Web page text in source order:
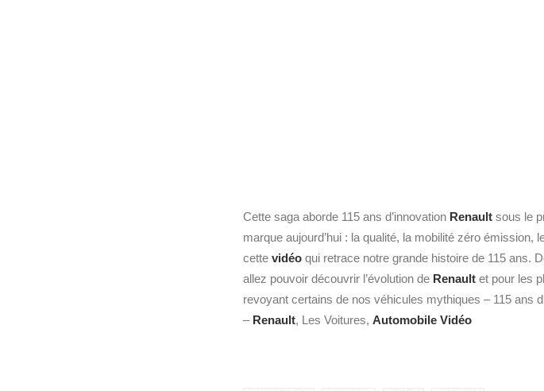
Cette saga aborde 115 ans d’innovation Renault sous le
marque aujourd’hui : la qualité, la mobilité zéro émission,
cette vidéo qui retrace notre grande histoire de 115 ans.
allez pouvoir découvrir l’évolution de Renault et pour les
revoyant certains de nos véhicules mythiques – 115 ans
– Renault, Les Voitures, Automobile Vidéo